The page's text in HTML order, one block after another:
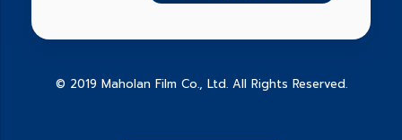
© 2019 Maholan Film Co., Ltd. All Rights Reserved.